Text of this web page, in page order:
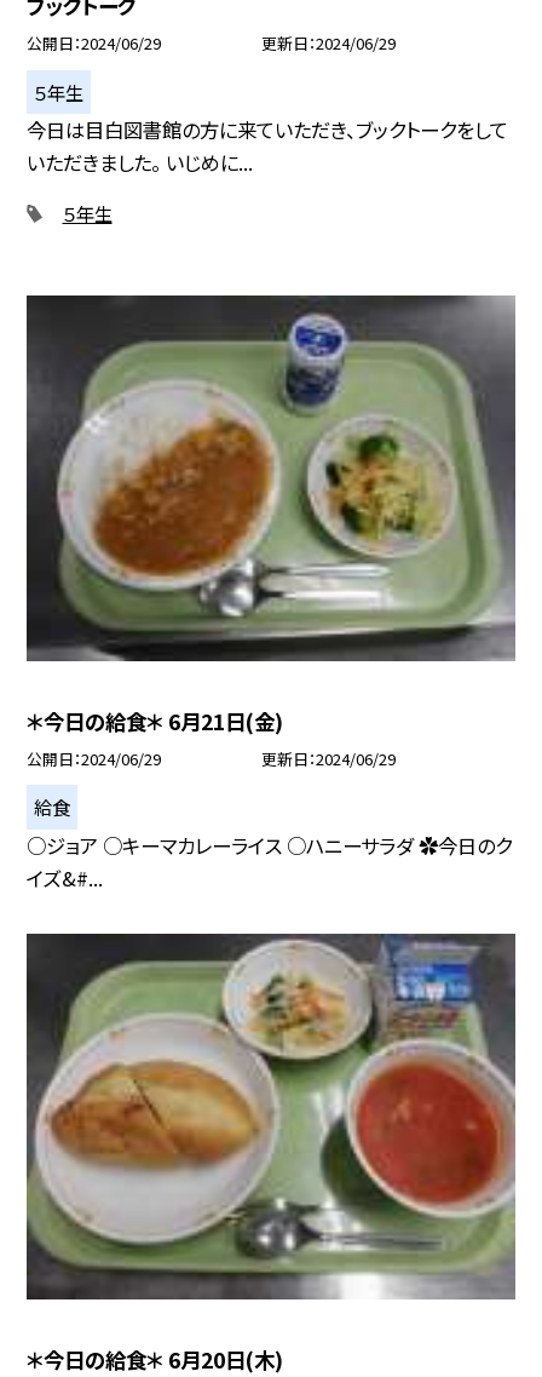
公開日 2024/06/29 更新日 2024/06/29
５年生
今日は目白図書館の方に来ていただき、ブックトークをして
いただきました。 いじめに...
５年生
＊今日の給食＊ 6月21日(金)
公開日 2024/06/29 更新日 2024/06/29
給食
○ジョア ○キーマカレーライス ○ハニーサラダ ✿今日のク
イズ&#...
＊今日の給食＊ 6月20日(木)